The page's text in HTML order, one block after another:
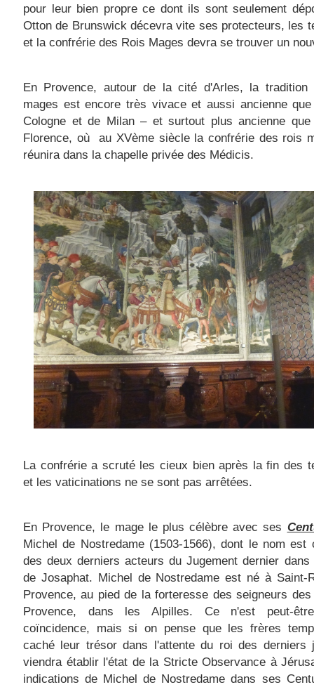
pour leur bien propre ce dont ils sont seulement
Otton de Brunswick décevra vite ses protecteurs, les
et la confrérie des Rois Mages devra se trouver un
En Provence, autour de la cité d'Arles, la tradition
mages est encore très vivace et aussi ancienne
Cologne et de Milan – et surtout plus ancienne
Florence, où au XVème siècle la confrérie des rois
réunira dans la chapelle privée des Médicis.
La confrérie a scruté les cieux bien après la fin des
et les vaticinations ne se sont pas arrêtées.
En Provence, le mage le plus célèbre avec ses
Michel de Nostredame (1503-1566), dont le nom est
des deux derniers acteurs du Jugement dernier
de Josaphat. Michel de Nostredame est né à Saint-
Provence, au pied de la forteresse des seigneurs
Provence, dans les Alpilles. Ce n'est peut-
coïncidence, mais si on pense que les frères
caché leur trésor dans l'attente du roi des derniers
viendra établir l'état de la Stricte Observance à
indications de Michel de Nostredame dans ses